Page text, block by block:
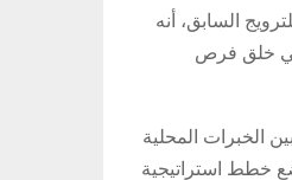
السابق، أنه
في خلق فرص
الخبرات المحلية
خطط استراتيجية